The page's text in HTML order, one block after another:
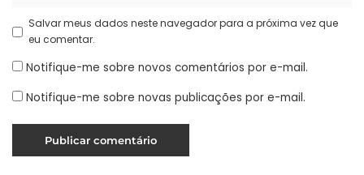
Salvar meus dados neste navegador para a próxima vez que
eu comentar.
Notifique-me sobre novos comentários por e-mail.
Notifique-me sobre novas publicações por e-mail.